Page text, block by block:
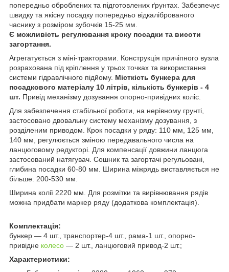
попередньо оброблених та підготовлених ґрунтах. Забезпечує
швидку та якісну посадку попередньо відкаліброваного
часнику з розміром зубочків 15-25 мм.
Є можливість регулювання кроку посадки та висоти
загортання.
Агрегатується з міні-тракторами. Конструкція причіпного вузла
розрахована під кріплення у трьох точках та використання
системи гідравлічного підйому. Місткість бункера для
посадкового матеріалу 10 літрів, кількість бункерів - 4
шт. Привід механізму дозування опорно-привідних коліс.
Для забезпечення стабільної роботи, на нерівному грунті,
застосовано двовальну систему механізму дозування, з
розділеним приводом. Крок посадки у ряду: 110 мм, 125 мм,
140 мм, регулюється зміною передавального числа на
ланцюговому редукторі. Для компенсації довжини ланцюга
застосований натягувач. Сошник та загортачі регульовані,
глибина посадки 60-80 мм. Ширина міжрядь виставляється не
більше: 200-530 мм.
Ширина колії 2220 мм. Для розмітки та вирівнювання рядів
можна придбати маркер ряду (додаткова комплектація).
Комплектація:
бункер — 4 шт., транспортер-4 шт., рама-1 шт., опорно-
привідне колесо — 2 шт., ланцюговий привод-2 шт.;
Характеристики: